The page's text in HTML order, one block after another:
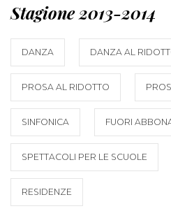
Stagione 2013-2014
DANZA DANZA AL
PROSA AL RIDOTTO
SINFONICA FUORI
SPETTACOLI PER LE SCUOLE
RESIDENZE